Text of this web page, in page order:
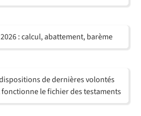
: calcul, abattement, barème
de dernières volontés
fonctionne le fichier des testaments